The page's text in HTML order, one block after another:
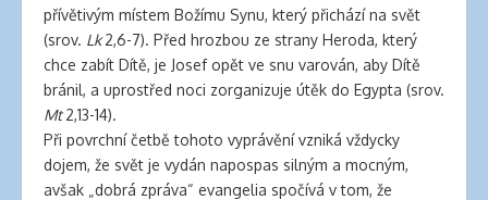
přívětivým místem Božímu Synu, který přichází na svět
(srov. Lk2,6-7). Před hrozbou ze strany Heroda, který
chce zabít Dítě, je Josef opět ve snu varován, aby Dítě
bránil, a uprostřed noci zorganizuje útěk do Egypta (srov.
Mt2,13-14).
Při povrchní četbě tohoto vyprávění vzniká vždycky
dojem, že svět je vydán napospas silným a mocným,
avšak „dobrá zpráva“ evangelia spočívá v tom, že